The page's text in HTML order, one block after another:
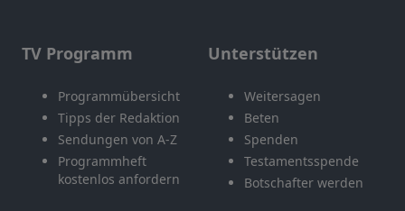
TV Programm
Programmübersicht
Tipps der Redaktion
Sendungen von A-Z
Programmheft
kostenlos anfordern
Unterstützen
Weitersagen
Beten
Spenden
Testamentsspende
Botschafter werden